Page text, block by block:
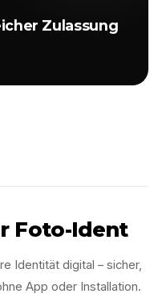
Zulassung
Foto-Ident
Identität digital – sicher,
App oder Installation.